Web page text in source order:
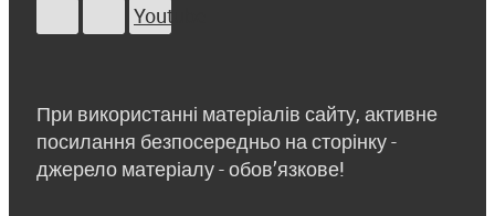
Youtube
При використанні матеріалів сайту, активне
посилання безпосередньо на сторінку -
джерело матеріалу - обов’язкове!